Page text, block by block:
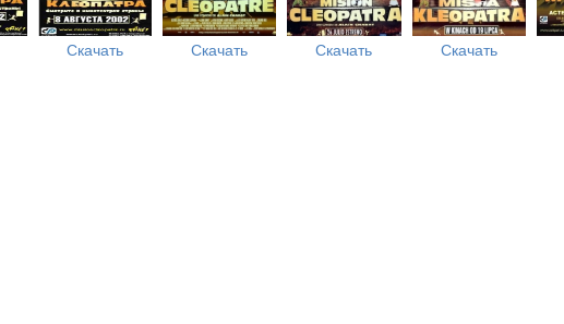
Скачать Скачать Скачать Скачать